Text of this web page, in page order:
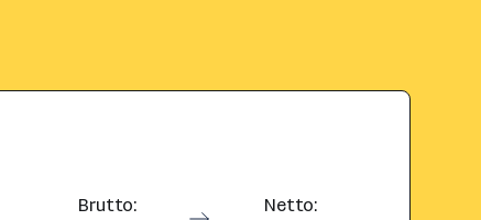
Brutto:
Netto: